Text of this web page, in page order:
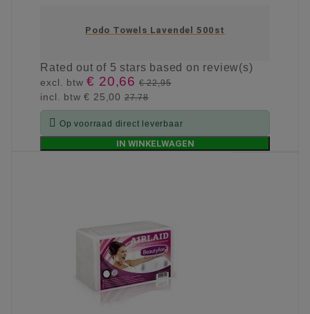
Podo Towels Lavendel 500st
Ratedout of 5 stars based on review(s)
excl. btw€ 20,66 € 22,95
incl. btw€ 25,00 27.78
 Op voorraad direct leverbaar
IN WINKELWAGEN